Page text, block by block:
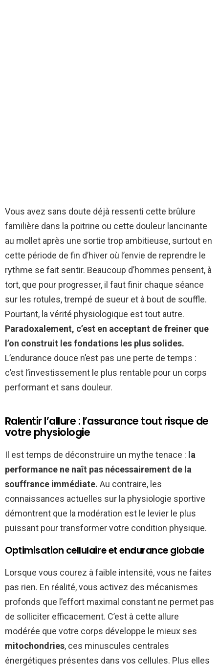
Vous avez sans doute déjà ressenti cette brûlure
familière dans la poitrine ou cette douleur lancinante
au mollet après une sortie trop ambitieuse, surtout en
cette période de fin d’hiver où l’envie de reprendre le
rythme se fait sentir. Beaucoup d’hommes pensent, à
tort, que pour progresser, il faut finir chaque séance
sur les rotules, trempé de sueur et à bout de souffle.
Pourtant, la vérité physiologique est tout autre.
Paradoxalement, c’est en acceptant de freiner que
l’on construit les fondations les plus solides.
L’endurance douce n’est pas une perte de temps :
c’est l’investissement le plus rentable pour un corps
performant et sans douleur.
Ralentir l’allure : l’assurance tout risque de
votre physiologie
Il est temps de déconstruire un mythe tenace : la
performance ne naît pas nécessairement de la
souffrance immédiate. Au contraire, les
connaissances actuelles sur la physiologie sportive
démontrent que la modération est le levier le plus
puissant pour transformer votre condition physique.
Optimisation cellulaire et endurance globale
Lorsque vous courez à faible intensité, vous ne faites
pas rien. En réalité, vous activez des mécanismes
profonds que l’effort maximal constant ne permet pas
de solliciter efficacement. C’est à cette allure
modérée que votre corps développe le mieux ses
mitochondries, ces minuscules centrales
énergétiques présentes dans vos cellules. Plus elles